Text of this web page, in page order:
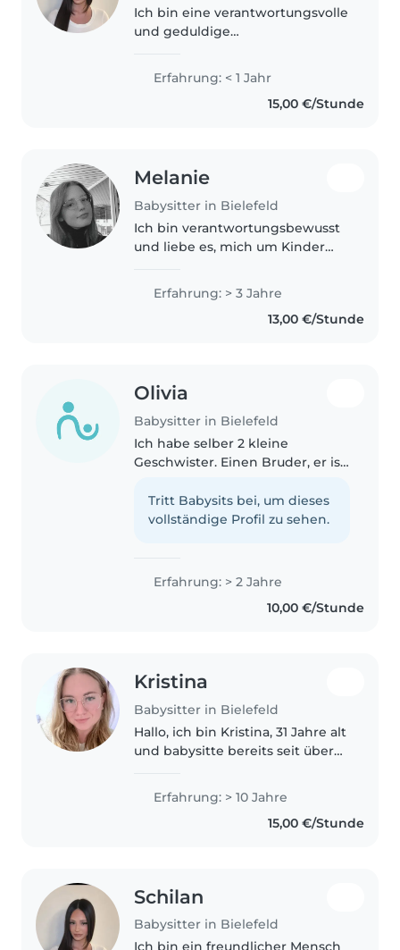
Ich bin eine verantwortungsvolle
und geduldige
Grundschulkinder,
Vorschulkinder und Teenager.
Ich liebe es, zu malen,
Erfahrung: < 1 Jahr
15,00 €/Stunde
Melanie
Babysitter in Bielefeld
Ich bin verantwortungsbewusst
und liebe es, mich um Kinder
besonders mit besonderen
Bedürfnissen. Mit drei Jahren
Erfahrung in der Betreuung von
Erfahrung: > 3 Jahre
13,00 €/Stunde
Olivia
Babysitter in Bielefeld
Ich habe selber 2 kleine
Geschwister. Einen Bruder, er ist
Schwester, sie ist fast 6 Jahre alt.
Daher habe ich viel Erfahrung
Tritt Babysits bei, um dieses
vollständige Profil zu sehen.
Erfahrung: > 2 Jahre
10,00 €/Stunde
Kristina
Babysitter in Bielefeld
Hallo, ich bin Kristina, 31 Jahre alt
und babysitte bereits seit über
drei Nichten, auf die ich
regelmäßig aufpasse. Der
Erfahrung: > 10 Jahre
15,00 €/Stunde
Schilan
Babysitter in Bielefeld
Ich bin ein freundlicher Mensch